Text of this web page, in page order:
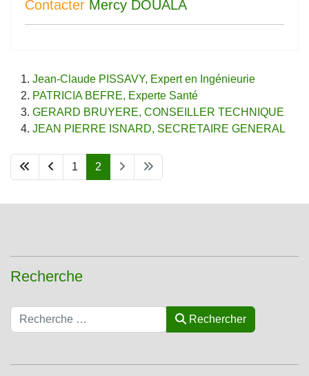
Contacter Mercy DOUALA
Jean-Claude PISSAVY, Expert en Ingénieurie
PATRICIA BEFRE, Experte Santé
GERARD BRUYERE, CONSEILLER TECHNIQUE
JEAN PIERRE ISNARD, SECRETAIRE GENERAL
1 2
Recherche
Rechercher Rechercher